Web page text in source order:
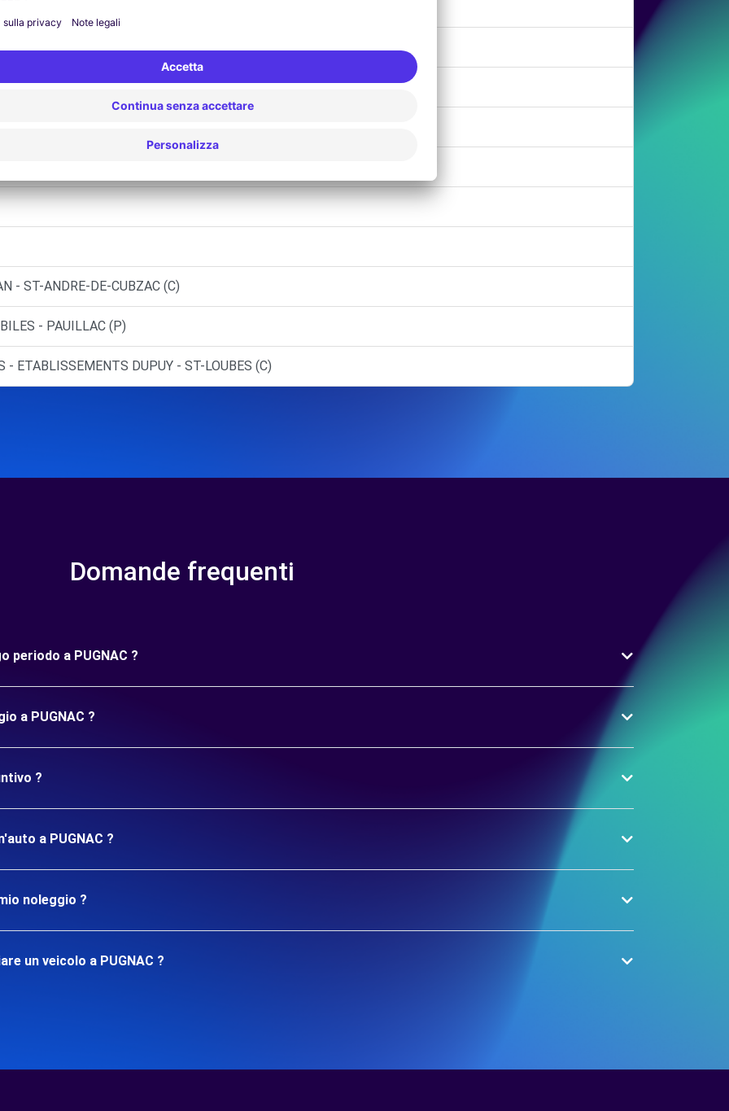
D'ARCE (P)
(P)
- ST-ANDRE-DE-CUBZAC (C)
- PAUILLAC (P)
ETABLISSEMENTS DUPUY - ST-LOUBES (C)
Domande frequenti
periodo a PUGNAC ?
a PUGNAC ?
?
a PUGNAC ?
noleggio ?
un veicolo a PUGNAC ?